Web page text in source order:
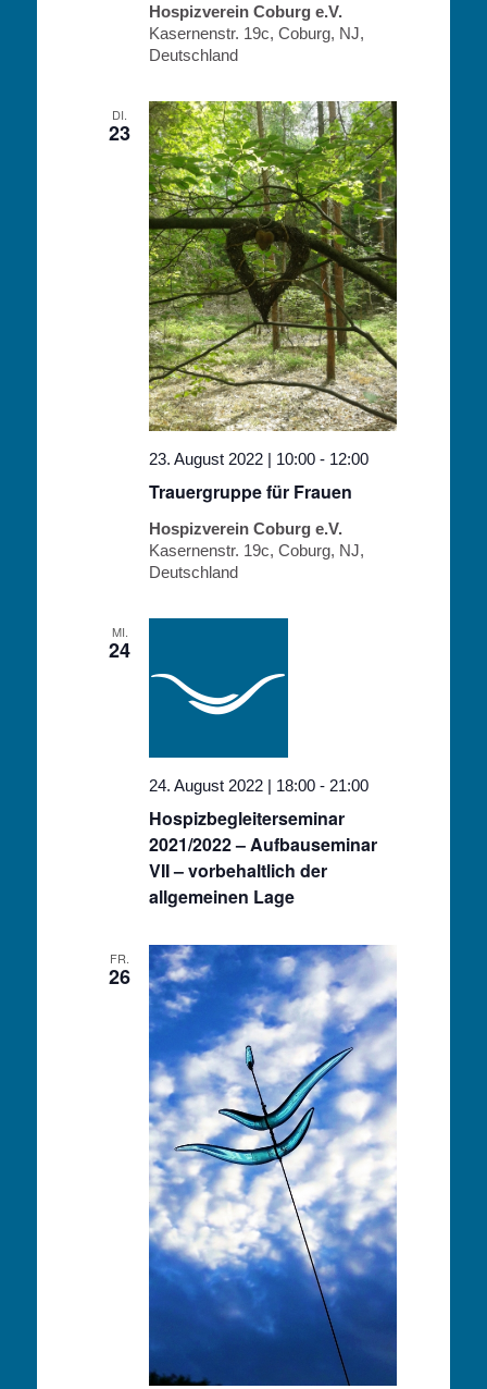
Hospizverein Coburg e.V.
Kasernenstr. 19c, Coburg, NJ,
Deutschland
DI.
23
Trauergruppe für Frauen
23. August 2022 | 10:00 - 12:00
Hospizverein Coburg e.V.
Kasernenstr. 19c, Coburg, NJ,
Deutschland
MI.
24
Hospizbegleiterseminar
2021/2022 – Aufbauseminar
VII – vorbehaltlich der
allgemeinen Lage
24. August 2022 | 18:00 - 21:00
FR.
26